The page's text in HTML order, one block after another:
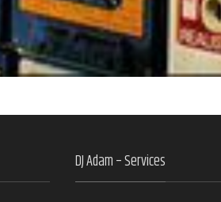
DJ Adam – Services